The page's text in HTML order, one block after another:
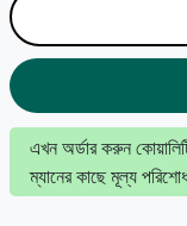
এখন অর্ডার করুন
ম্যানের কাছে মূল্য